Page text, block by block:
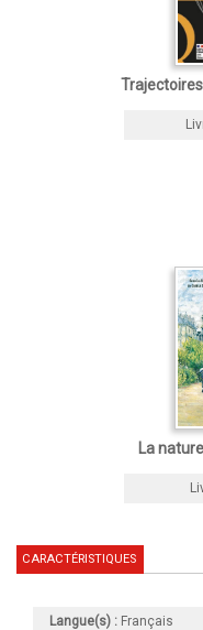
La
CARACTÉRISTIQUES
Langue(s) : Français